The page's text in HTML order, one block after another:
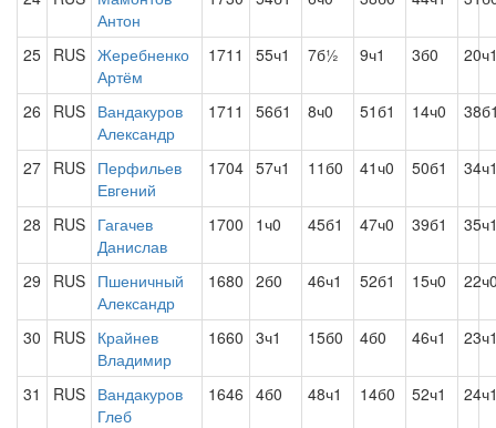
Антон
25 RUS Жеребненко
Артём
1711 55ч1 7б½ 9ч1 3б0
26 RUS Вандакуров
Александр
1711 56б1 8ч0 51б1 14ч0
27 RUS Перфильев
Евгений
1704 57ч1 11б0 41ч0 50б1
28 RUS Гагачев
Данислав
1700 1ч0 45б1 47ч0 39б1
29 RUS Пшеничный
Александр
1680 2б0 46ч1 52б1 15ч0
30 RUS Крайнев
Владимир
1660 3ч1 15б0 4б0 46ч1
31 RUS Вандакуров
Глеб
1646 4б0 48ч1 14б0 52ч1